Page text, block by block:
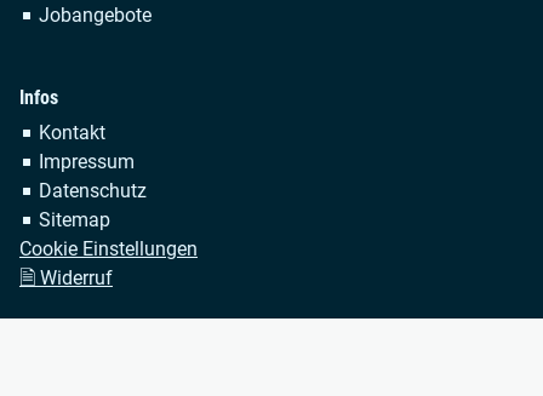
Jobangebote
Infos
Navigation
überspringen
Kontakt
Impressum
Datenschutz
Sitemap
Cookie Einstellungen
🗎 Widerruf